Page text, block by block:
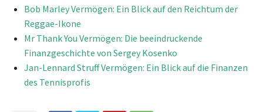
Bob Marley Vermögen: Ein Blick auf den Reichtum der
Reggae-Ikone
Mr Thank You Vermögen: Die beeindruckende
Finanzgeschichte von Sergey Kosenko
Jan-Lennard Struff Vermögen: Ein Blick auf die Finanzen
des Tennisprofis